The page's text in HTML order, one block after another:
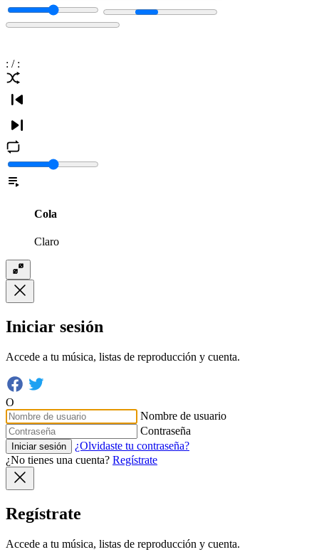
: / :
Cola
Claro
Iniciar sesión
Accede a tu música, listas de reproducción y cuenta.
O
Nombre de usuario
Contraseña
Iniciar sesión
¿Olvidaste tu contraseña?
¿No tienes una cuenta? Regístrate
Regístrate
Accede a tu música, listas de reproducción y cuenta.